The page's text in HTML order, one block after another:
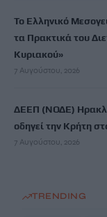
Το Ελληνικό
τα Πρακτικά του Διεπιστημονικού Συνεδρίου «Ρένα
Κυριακού»
7 Αυγούστου, 2026
ΔΕΕΠ (ΝΟΔΕ)
οδηγεί την Κρήτη
7 Αυγούστου, 2026
TRENDING